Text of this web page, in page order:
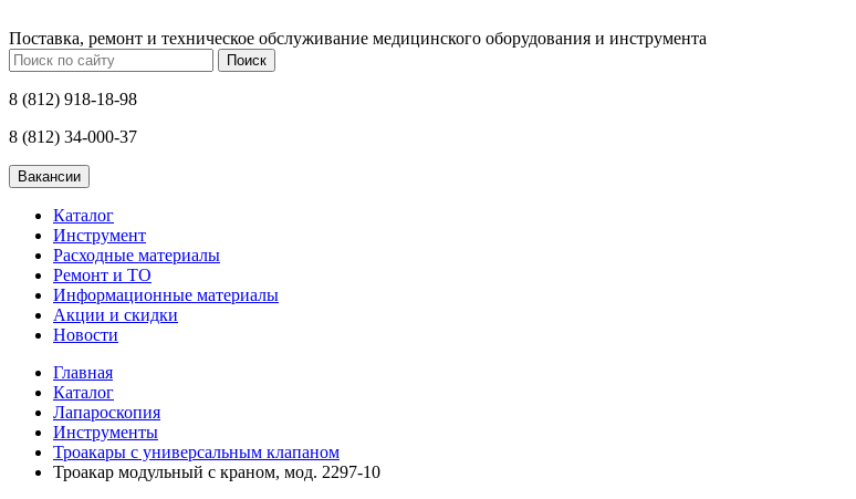
Поставка, ремонт и техническое обслуживание медицинского оборудования и инструмента
Поиск
8 (812) 918-18-98
8 (812) 34-000-37
Каталог
Инструмент
Расходные материалы
Ремонт и ТО
Информационные материалы
Акции и скидки
Новости
Главная
Каталог
Лапароскопия
Инструменты
Троакары с универсальным клапаном
Троакар модульный с краном, мод. 2297-10